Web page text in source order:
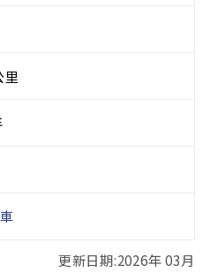
里
更新日期:2026年 03月